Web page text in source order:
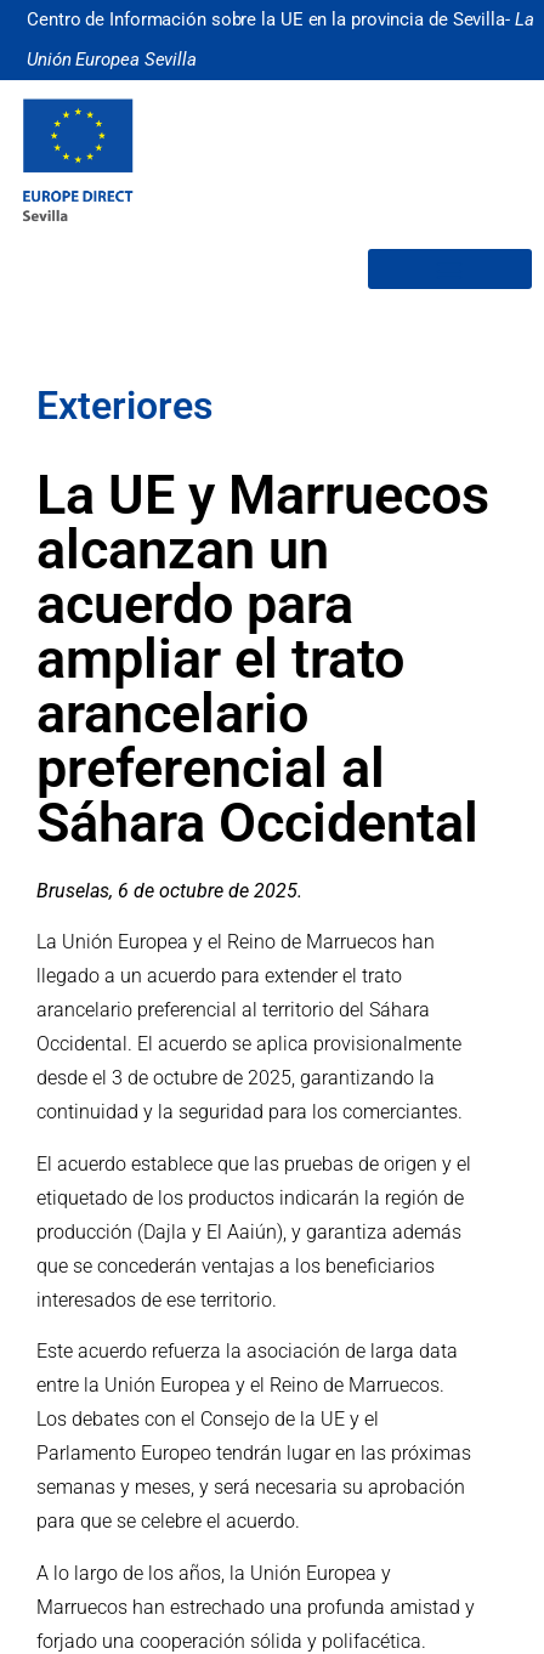
Centro de Información sobre la UE en la provincia de Sevilla- La
Unión Europea Sevilla
Exteriores
La UE y Marruecos
alcanzan un
acuerdo para
ampliar el trato
arancelario
preferencial al
Sáhara Occidental
Bruselas, 6 de octubre de 2025.
La Unión Europea y el Reino de Marruecos han
llegado a un acuerdo para extender el trato
arancelario preferencial al territorio del Sáhara
Occidental. El acuerdo se aplica provisionalmente
desde el 3 de octubre de 2025, garantizando la
continuidad y la seguridad para los comerciantes.
El acuerdo establece que las pruebas de origen y el
etiquetado de los productos indicarán la región de
producción (Dajla y El Aaiún), y garantiza además
que se concederán ventajas a los beneficiarios
interesados de ese territorio.
Este acuerdo refuerza la asociación de larga data
entre la Unión Europea y el Reino de Marruecos.
Los debates con el Consejo de la UE y el
Parlamento Europeo tendrán lugar en las próximas
semanas y meses, y será necesaria su aprobación
para que se celebre el acuerdo.
A lo largo de los años, la Unión Europea y
Marruecos han estrechado una profunda amistad y
forjado una cooperación sólida y polifacética.